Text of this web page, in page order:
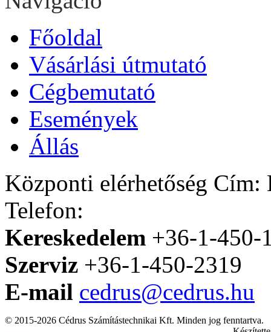
Főoldal
Vásárlási útmutató
Cégbemutató
Események
Állás
Központi elérhetőség Cím:
Telefon:
Kereskedelem +36-1-450-
Szerviz +36-1-450-2319
E-mail cedrus@cedrus.hu
© 2015-2026 Cédrus Számítástechnikai Kft. Minden jog fenntartva.